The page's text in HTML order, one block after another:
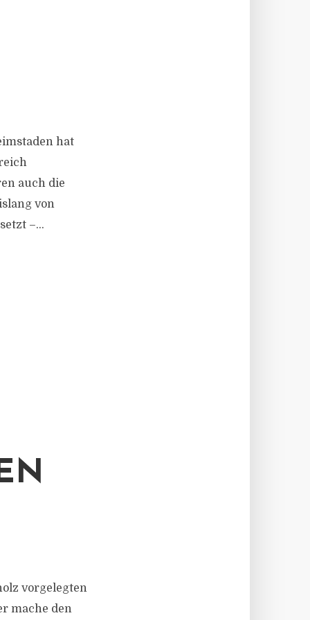
hat
auch die
von
–...
vorgelegten
mache den